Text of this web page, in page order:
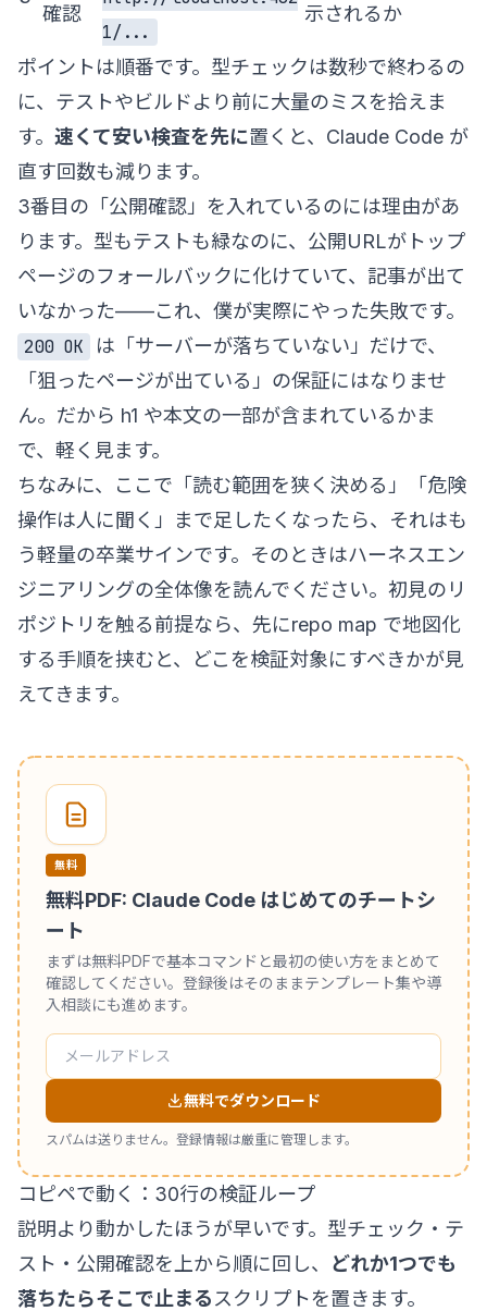
確認
1/...
示されるか
ポイントは順番です。型チェックは数秒で終わるの
に、テストやビルドより前に大量のミスを拾えま
す。 速くて安い検査を先に置くと、Claude Code が
直す回数も減ります。
3番目の「公開確認」を入れているのには理由があ
ります。型もテストも緑なのに、公開URLがトップ
ページのフォールバックに化けていて、記事が出て
いなかった——これ、僕が実際にやった失敗です。
200 OK
は「サーバーが落ちていない」だけで、
「狙ったページが出ている」の保証にはなりませ
ん。だから h1 や本文の一部が含まれているかま
で、軽く見ます。
ちなみに、ここで「読む範囲を狭く決める」「危険
操作は人に聞く」まで足したくなったら、それはも
う軽量の卒業サインです。そのときはハーネスエン
ジニアリングの全体像を読んでください。初見のリ
ポジトリを触る前提なら、先にrepo map で地図化
する手順を挟むと、どこを検証対象にすべきかが見
えてきます。
無料
無料PDF: Claude Code はじめてのチートシ
ート
まずは無料PDFで基本コマンドと最初の使い方をまとめて
確認してください。登録後はそのままテンプレート集や導
入相談にも進めます。
無料でダウンロード
スパムは送りません。登録情報は厳重に管理します。
コピペで動く：30行の検証ループ
説明より動かしたほうが早いです。型チェック・テ
スト・公開確認を上から順に回し、 どれか1つでも
落ちたらそこで止まる スクリプトを置きます。